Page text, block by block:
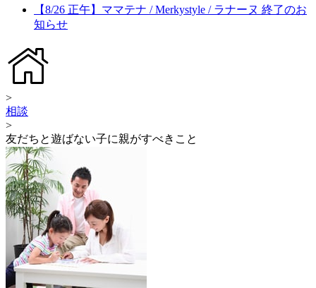
【8/26 正午】ママテナ / Merkystyle / ラナーヌ 終了のお
知らせ
>
相談
>
友だちと遊ばない子に親がすべきこと